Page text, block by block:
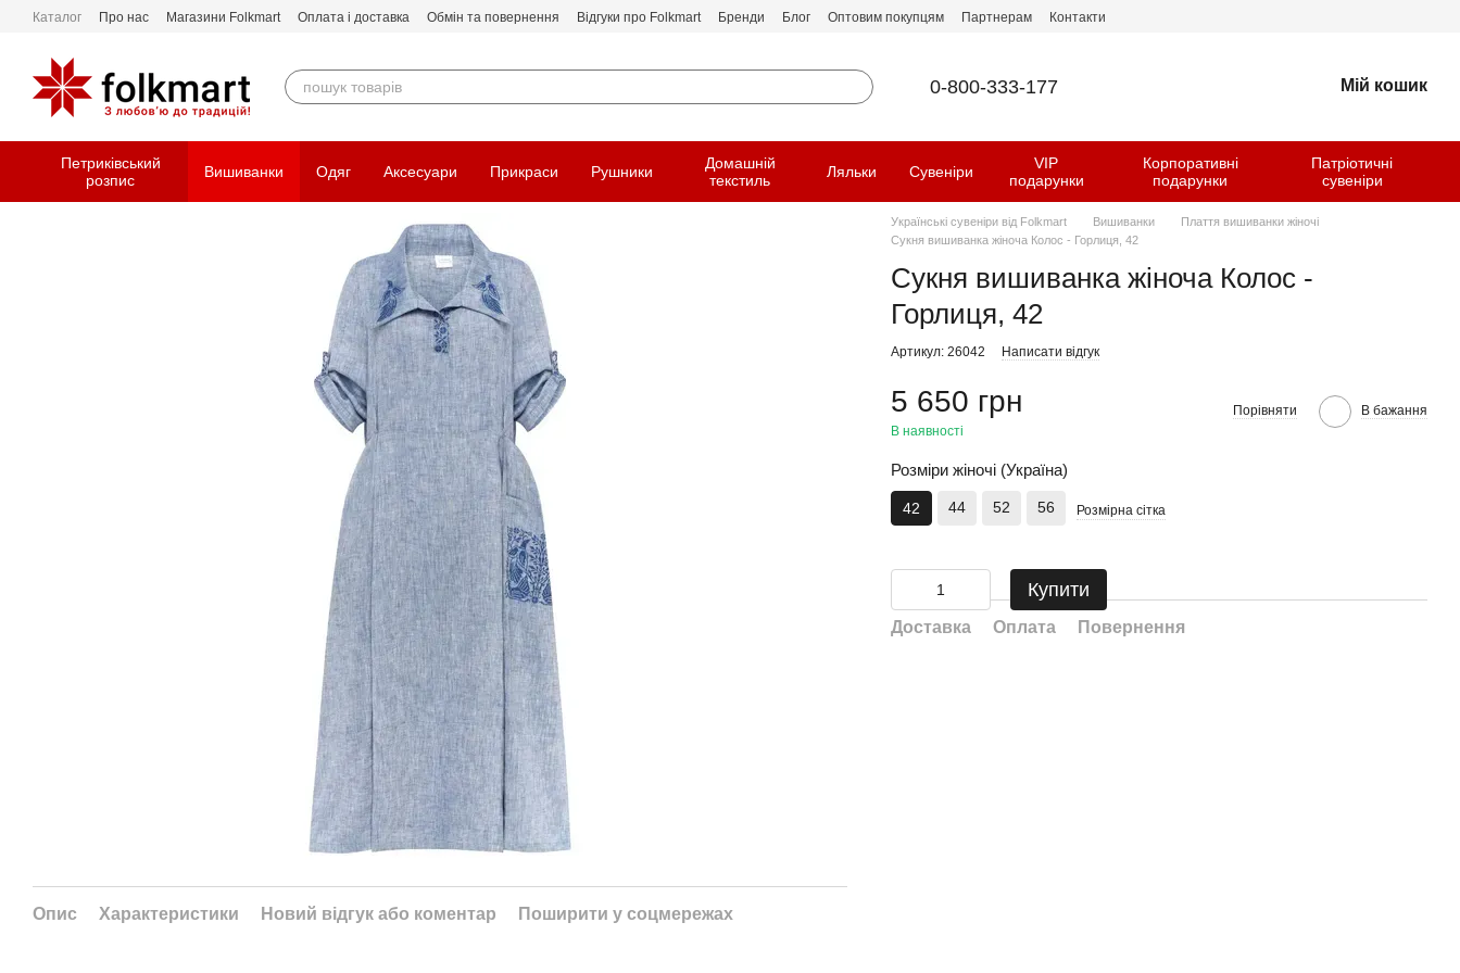
Перейти до основного контенту
Каталог Про нас Магазини Folkmart Оплата і доставка Обмін та повернення Відгуки про Folkmart Бренди Блог Оптовим покупцям Партнерам Контакти
0-800-333-177 Мій кошик
Петриківський
розпис
Вишиванки Одяг Аксесуари Прикраси Рушники
Домашній
текстиль
Ляльки Сувеніри
VIP
подарунки
Корпоративні
подарунки
Патріотичні
сувеніри
Опис Характеристики Новий відгук або коментар Поширити у соцмережах
Українські сувеніри від Folkmart Вишиванки
Плаття вишиванки жіночі
Сукня вишиванка жіноча Колос - Горлиця, 42
Сукня вишиванка жіноча Колос -
Горлиця, 42
Артикул: 26042 Написати відгук
5 650 грн
В наявності
Порівняти В бажання
Розміри жіночі (Україна)
42 44 52 56 Розмірна сітка
Купити
Доставка Оплата Повернення